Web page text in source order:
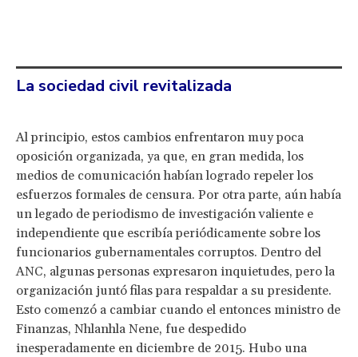
La sociedad civil revitalizada
Al principio, estos cambios enfrentaron muy poca
oposición organizada, ya que, en gran medida, los
medios de comunicación habían logrado repeler los
esfuerzos formales de censura. Por otra parte, aún había
un legado de periodismo de investigación valiente e
independiente que escribía periódicamente sobre los
funcionarios gubernamentales corruptos. Dentro del
ANC, algunas personas expresaron inquietudes, pero la
organización juntó filas para respaldar a su presidente.
Esto comenzó a cambiar cuando el entonces ministro de
Finanzas, Nhlanhla Nene, fue despedido
inesperadamente en diciembre de 2015. Hubo una